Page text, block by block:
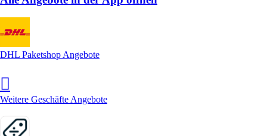
DHL Paketshop Angebote
Weitere Geschäfte Angebote